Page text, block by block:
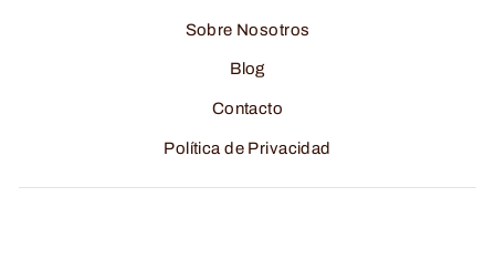
Sobre Nosotros
Blog
Contacto
Política de Privacidad